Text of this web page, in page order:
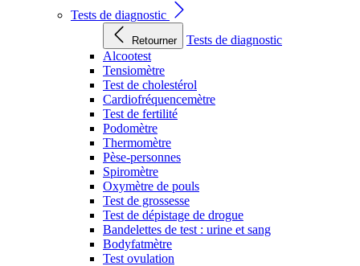
Tests de diagnostic
Retourner
Tests de diagnostic
Alcootest
Tensiomètre
Test de cholestérol
Cardiofréquencemètre
Test de fertilité
Podomètre
Thermomètre
Pèse-personnes
Spiromètre
Oxymètre de pouls
Test de grossesse
Test de dépistage de drogue
Bandelettes de test : urine et sang
Bodyfatmètre
Test ovulation